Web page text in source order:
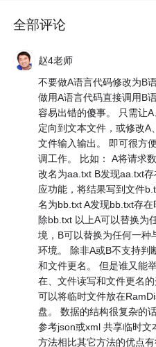
全部评论
赵4老师
不要做A语言代码修改为B
做用A语言代码直接调用B
容易出错的傻事。 只需让
定向到文本文件，或修改A
文件输入输出。 即可很方
调工作。 比如： A将请求
改名为aa.txt B发现aa.txt
应功能，将结果写到文件
名为bb.txt A发现bb.txt存
除bb.txt 以上A可以替换为
境，B可以替换为任何一种
环境。 除非A或B不支持判
和文件更名。 但是谁又能
在、文件读写和文件更名
可以将临时文件放在
盘。 数据的结构很复杂的
参考json或xml 共享临时
方法相比其它方法的优点